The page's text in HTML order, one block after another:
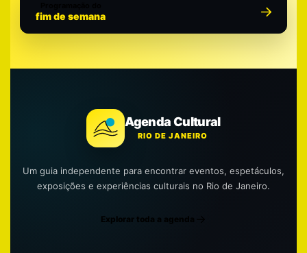
fim de semana
Agenda Cultural
RIO DE JANEIRO
Um guia independente para encontrar eventos, espetáculos,
exposições e experiências culturais no Rio de Janeiro.
Explorar toda a agenda